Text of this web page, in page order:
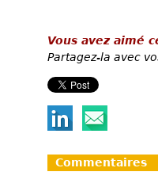
Vous avez aimé
Partagez-la avec
Commentaires